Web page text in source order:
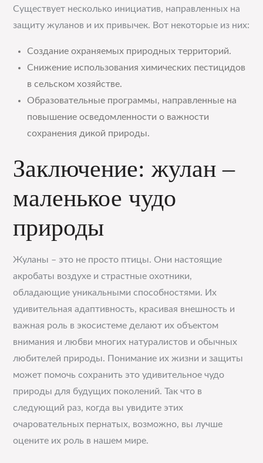
Существует несколько инициатив, направленных на
защиту жуланов и их привычек. Вот некоторые из них:
Создание охраняемых природных территорий.
Снижение использования химических пестицидов
в сельском хозяйстве.
Образовательные программы, направленные на
повышение осведомленности о важности
сохранения дикой природы.
Заключение: жулан –
маленькое чудо
природы
Жуланы – это не просто птицы. Они настоящие
акробаты воздухе и страстные охотники,
обладающие уникальными способностями. Их
удивительная адаптивность, красивая внешность и
важная роль в экосистеме делают их объектом
внимания и любви многих натуралистов и обычных
любителей природы. Понимание их жизни и защиты
может помочь сохранить это удивительное чудо
природы для будущих поколений. Так что в
следующий раз, когда вы увидите этих
очаровательных пернатых, возможно, вы лучше
оцените их роль в нашем мире.